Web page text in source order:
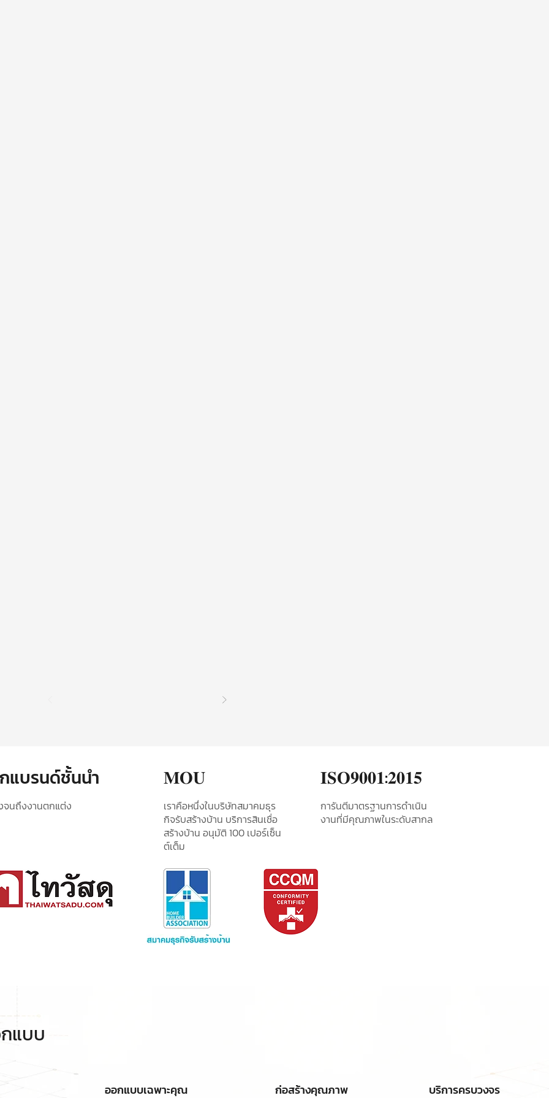
แบรนด์ชั้นนำ 𝐌𝐎𝐔
จนถึงงานตกแต่ง
เราคือหนึ่งในบริษัท​สมาคมธุร​
กิจ​รับ​สร้างบ้าน​ บริการสินเชื่อ
สร้างบ้าน อนุมัติ ​100 เ​ป​อร์เซ็น
ต์​เต็ม
𝐈𝐒𝐎𝟗𝟎𝟎𝟏:𝟐𝟎𝟏𝟓
การันตีมาตรฐานการดำเนิน
งานที่มีคุณภาพในระดับสากล
แบบ
ออกแบบเฉพาะคุณ ก่อสร้างคุณภาพ บริการครบวงจร